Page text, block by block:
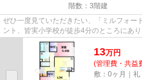
階数：3階建
ぜひ一度見ていただきたい、「ミルフォー
ント、皆実小学校が徒歩4分のところにあ
社にお任せを！お客様が満足...
13万円
(管理費・共益
敷：0ヶ月｜礼